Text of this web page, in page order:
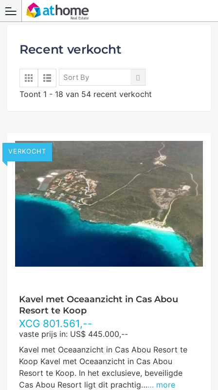
Recent verkocht
Sort By
Toont 1 - 18 van 54 recent verkocht
VERKOCHT
Kavel met Oceaanzicht in Cas Abou
Resort te Koop
XCG 801.561,--
vaste prijs in: US$ 445.000,--
Kavel met Oceaanzicht in Cas Abou Resort te
Koop Kavel met Oceaanzicht in Cas Abou
Resort te Koop. In het exclusieve, beveiligde
Cas Abou Resort ligt dit prachtig…… more